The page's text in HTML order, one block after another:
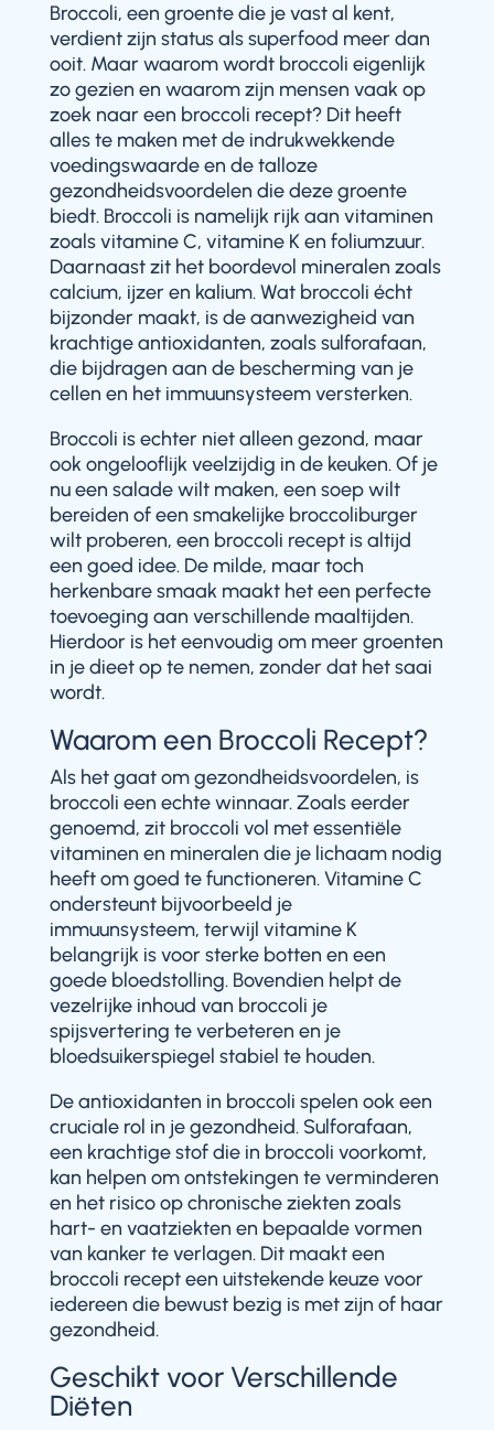
Broccoli, een groente die je vast al kent,
verdient zijn status als superfood meer dan
ooit. Maar waarom wordt broccoli eigenlijk
zo gezien en waarom zijn mensen vaak op
zoek naar een broccoli recept? Dit heeft
alles te maken met de indrukwekkende
voedingswaarde en de talloze
gezondheidsvoordelen die deze groente
biedt. Broccoli is namelijk rijk aan vitaminen
zoals vitamine C, vitamine K en foliumzuur.
Daarnaast zit het boordevol mineralen zoals
calcium, ijzer en kalium. Wat broccoli écht
bijzonder maakt, is de aanwezigheid van
krachtige antioxidanten, zoals sulforafaan,
die bijdragen aan de bescherming van je
cellen en het immuunsysteem versterken.
Broccoli is echter niet alleen gezond, maar
ook ongelooflijk veelzijdig in de keuken. Of je
nu een salade wilt maken, een soep wilt
bereiden of een smakelijke broccoliburger
wilt proberen, een broccoli recept is altijd
een goed idee. De milde, maar toch
herkenbare smaak maakt het een perfecte
toevoeging aan verschillende maaltijden.
Hierdoor is het eenvoudig om meer groenten
in je dieet op te nemen, zonder dat het saai
wordt.
Waarom een Broccoli Recept?
Als het gaat om gezondheidsvoordelen, is
broccoli een echte winnaar. Zoals eerder
genoemd, zit broccoli vol met essentiële
vitaminen en mineralen die je lichaam nodig
heeft om goed te functioneren. Vitamine C
ondersteunt bijvoorbeeld je
immuunsysteem, terwijl vitamine K
belangrijk is voor sterke botten en een
goede bloedstolling. Bovendien helpt de
vezelrijke inhoud van broccoli je
spijsvertering te verbeteren en je
bloedsuikerspiegel stabiel te houden.
De antioxidanten in broccoli spelen ook een
cruciale rol in je gezondheid. Sulforafaan,
een krachtige stof die in broccoli voorkomt,
kan helpen om ontstekingen te verminderen
en het risico op chronische ziekten zoals
hart- en vaatziekten en bepaalde vormen
van kanker te verlagen. Dit maakt een
broccoli recept een uitstekende keuze voor
iedereen die bewust bezig is met zijn of haar
gezondheid.
Geschikt voor Verschillende
Diëten